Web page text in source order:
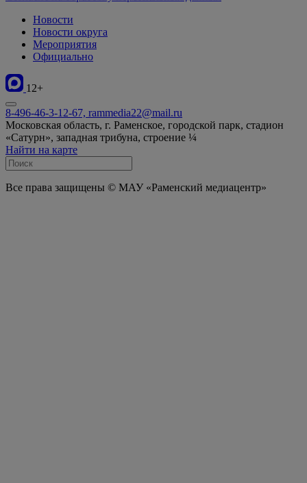
Новости
Новости округа
Мероприятия
Официально
12+
8-496-46-3-12-67, rammedia22@mail.ru
Московская область, г. Раменское, городской парк, стадион
«Сатурн», западная трибуна, строение ¼
Найти на карте
Все права защищены © МАУ «Раменский медиацентр»